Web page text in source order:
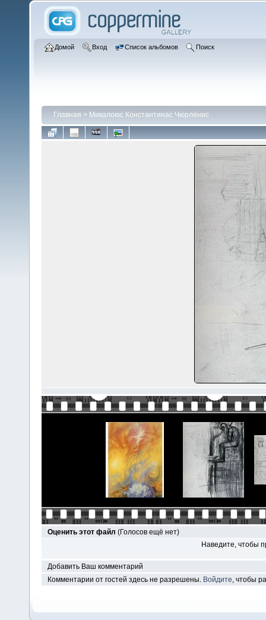
Домой Вход Список альбомов Поиск
Главная > Микалоюс Константинас Чюрлёнис
Оценить этот файл (Голосов ещё нет)
Наведите, чтобы
Добавить Ваш комментарий
Комментарии от гостей здесь не разрешены. Войдите, чтобы